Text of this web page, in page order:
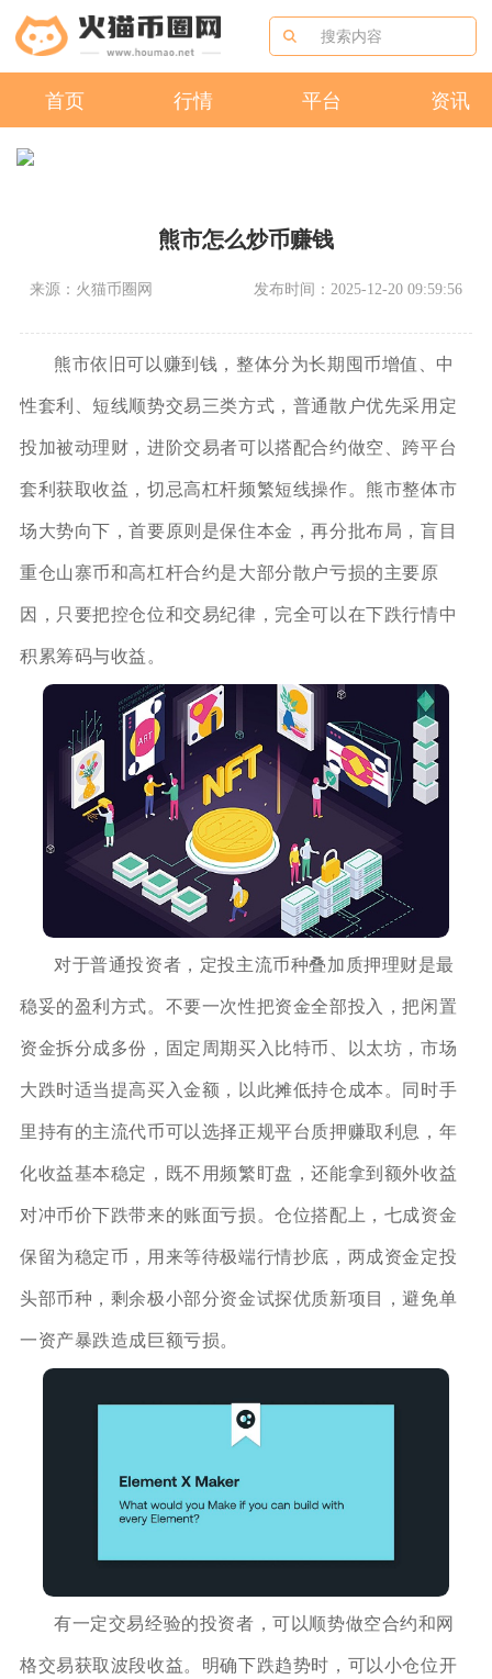
首页 行情 平台 资讯
熊市怎么炒币赚钱
来源：火猫币圈网 发布时间：2025-12-20 09:59:56
熊市依旧可以赚到钱，整体分为长期囤币增值、中
性套利、短线顺势交易三类方式，普通散户优先采用定
投加被动理财，进阶交易者可以搭配合约做空、跨平台
套利获取收益，切忌高杠杆频繁短线操作。熊市整体市
场大势向下，首要原则是保住本金，再分批布局，盲目
重仓山寨币和高杠杆合约是大部分散户亏损的主要原
因，只要把控仓位和交易纪律，完全可以在下跌行情中
积累筹码与收益。
对于普通投资者，定投主流币种叠加质押理财是最
稳妥的盈利方式。不要一次性把资金全部投入，把闲置
资金拆分成多份，固定周期买入比特币、以太坊，市场
大跌时适当提高买入金额，以此摊低持仓成本。同时手
里持有的主流代币可以选择正规平台质押赚取利息，年
化收益基本稳定，既不用频繁盯盘，还能拿到额外收益
对冲币价下跌带来的账面亏损。仓位搭配上，七成资金
保留为稳定币，用来等待极端行情抄底，两成资金定投
头部币种，剩余极小部分资金试探优质新项目，避免单
一资产暴跌造成巨额亏损。
有一定交易经验的投资者，可以顺势做空合约和网
格交易获取波段收益。明确下跌趋势时，可以小仓位开